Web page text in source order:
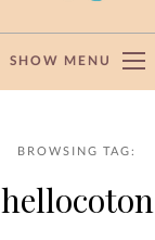
SHOW MENU
BROWSING TAG:
hellocoton